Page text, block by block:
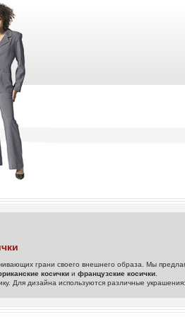
грани своего внешнего образа. Мы
косички и французские косички.
Для дизайна используются различные украшения: